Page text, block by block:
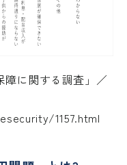
に関する調査」／
1157.html